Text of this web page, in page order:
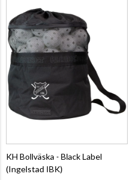
KH Bollväska - Black Label
(Ingelstad IBK)